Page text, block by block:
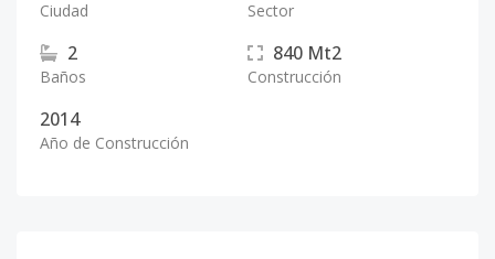
Ciudad Sector
2
Baños
840 Mt2
Construcción
2014
Año de Construcción